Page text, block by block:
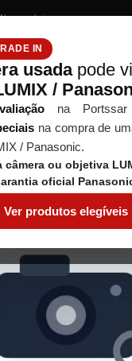
IN
usadapode
/
na
na compra de
/ Panasonic.
câmera ou objetiva
oficial
Ver produtos elegíveis
Nossas lojas
lentes, acessórios...
corpo---seminova-1